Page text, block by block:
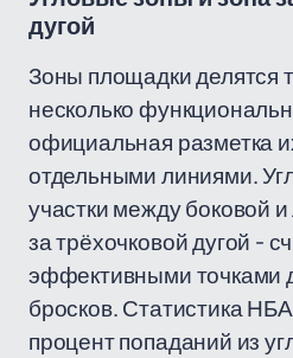
дугой
Зоны площадки делятся
несколько
официальная разметка
отдельными линиями.
участки между боковой
за трёхочковой дугой -
эффективными точками
бросков. Статистика
процент попаданий из